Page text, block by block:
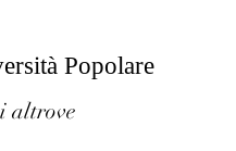
Popolare
altrove